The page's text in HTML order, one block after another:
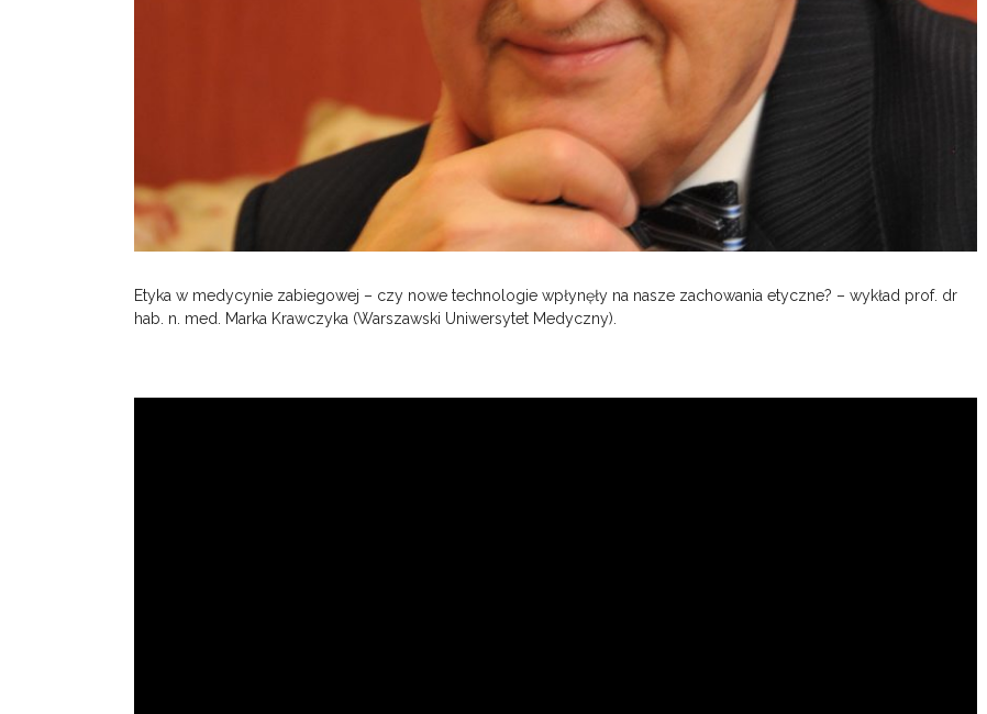
Etyka w medycynie zabiegowej – czy nowe technologie wpłynęły na nasze zachowania etyczne? – wykład prof. dr
hab. n. med. Marka Krawczyka (Warszawski Uniwersytet Medyczny).